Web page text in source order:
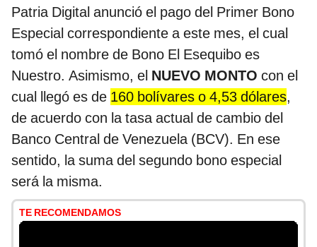
Patria Digital anunció el pago del Primer Bono
Especial correspondiente a este mes, el cual
tomó el nombre de Bono El Esequibo es
Nuestro. Asimismo, el NUEVO MONTO con el
cual llegó es de 160 bolívares o 4,53 dólares,
de acuerdo con la tasa actual de cambio del
Banco Central de Venezuela (BCV). En ese
sentido, la suma del segundo bono especial
será la misma.
TE RECOMENDAMOS